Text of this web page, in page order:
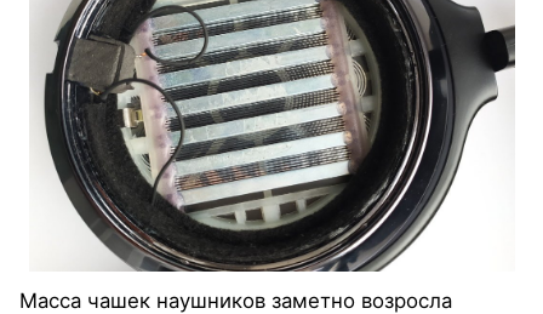
Масса чашек наушников заметно возросла